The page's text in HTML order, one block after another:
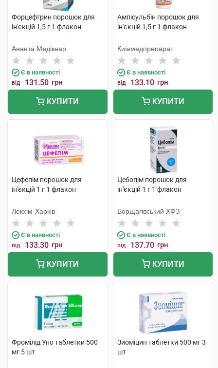
Форцефтрин порошок для
ін'єкцій 1,5 г 1 флакон
Ананта Медікеар
Є в наявності
від 131.50 грн
КУПИТИ
Ампісульбін порошок для
ін'єкцій 1,5 г 1 флакон
Київмедпрепарат
Є в наявності
від 133.10 грн
КУПИТИ
Цефепім порошок для
ін'єкцій 1 г 1 флакон
Лекхім-Харків
Є в наявності
від 133.30 грн
КУПИТИ
Цебопім порошок для
ін'єкцій 1 г 1 флакон
Борщагівський ХФЗ
Є в наявності
від 137.70 грн
КУПИТИ
Фромілід Уно таблетки 500
мг 5 шт
Зиоміцин таблетки 500 мг 3
шт